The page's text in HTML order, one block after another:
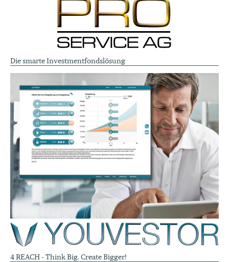
Die smarte Investmentfondslösung
4 REACH - Think Big. Create Bigger!